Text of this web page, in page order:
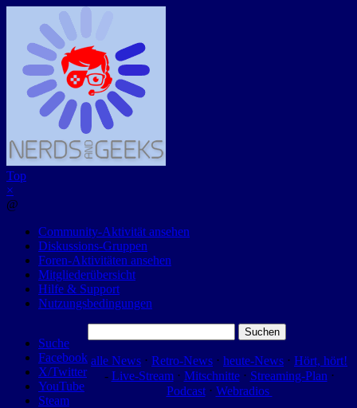
Top
×
@
Community-Aktivität ansehen
Diskussions-Gruppen
Foren-Aktivitäten ansehen
Mitgliederübersicht
Hilfe & Support
Nutzungsbedingungen
Suche
Facebook
X/Twitter
YouTube
Steam
nach:
alle News ⋅ Retro-News ⋅ heute-News ⋅ Hört, hört!
- Live-Stream⋅ Mitschnitte⋅ Streaming-Plan ⋅
Podcast⋅ Webradios